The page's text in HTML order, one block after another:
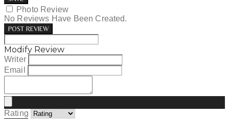
Photo Review
No Reviews Have Been Created.
POST REVIEW
Modify Review
Writer
Email
Rating